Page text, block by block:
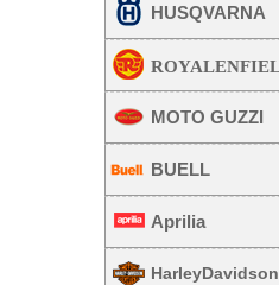
HUSQVARNA
MOTO GUZZI
BUELL
Aprilia
HarleyDavidson